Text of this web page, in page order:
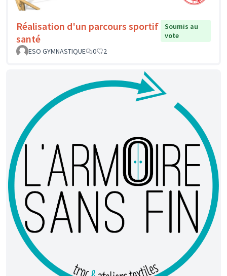
Réalisation d'un parcours sportif
santé
Soumis au
vote
ESO GYMNASTIQUE
0 2